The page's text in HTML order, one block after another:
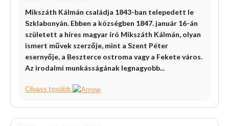
Mikszáth Kálmán családja 1843-ban telepedett le
Szklabonyán. Ebben a községben 1847. január 16-án
született a híres magyar író Mikszáth Kálmán, olyan
ismert művek szerzője, mint a Szent Péter
esernyője, a Beszterce ostroma vagy a Fekete város.
Az irodalmi munkásságának legnagyobb...
Olvass tovább